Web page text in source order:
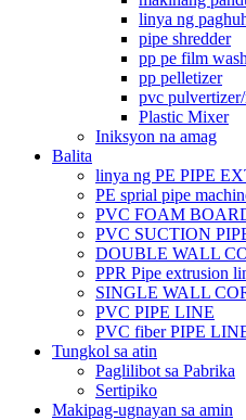
linya ng
pipe shredder
pp pe film
pp pelletizer
pvc
Plastic Mixer
Iniksyon na amag
Balita
linya ng PE PIPE
PE sprial pipe
PVC FOAM
PVC SUCTION
DOUBLE WALL
PPR Pipe extrusion
SINGLE WALL
PVC PIPE LINE
PVC fiber PIPE
Tungkol sa atin
Paglilibot sa Pabrika
Sertipiko
Makipag-ugnayan sa amin